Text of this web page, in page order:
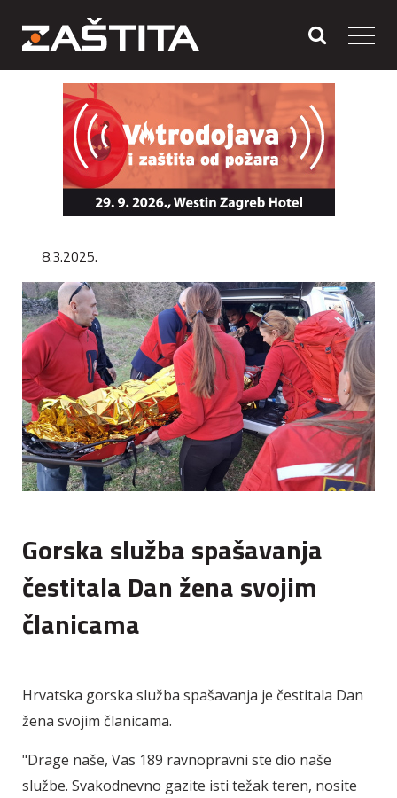
8.3.2025.
Gorska služba spašavanja
čestitala Dan žena svojim
članicama
Hrvatska gorska služba spašavanja je čestitala Dan
žena svojim članicama.
"Drage naše, Vas 189 ravnopravni ste dio naše
službe. Svakodnevno gazite isti težak teren, nosite